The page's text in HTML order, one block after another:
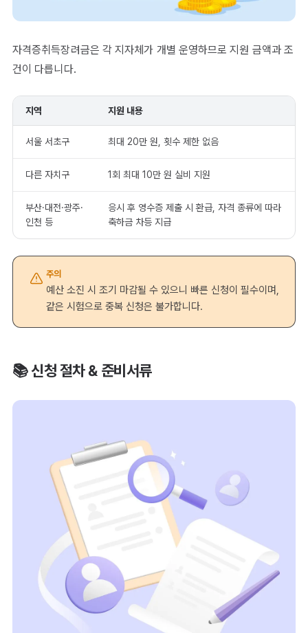
자격증취득장려금은 각 지자체가 개별 운영하므로 지원 금액과 조
건이 다릅니다.
지역 지원 내용
서울 서초구 최대 20만 원, 횟수 제한 없음
다른 자치구 1회 최대 10만 원 실비 지원
부산·대전·광주·
인천 등
응시 후 영수증 제출 시 환급, 자격 종류에 따라
축하금 차등 지급
주의
예산 소진 시 조기 마감될 수 있으니 빠른 신청이 필수이며,
같은 시험으로 중복 신청은 불가합니다.
📚 신청 절차 & 준비서류